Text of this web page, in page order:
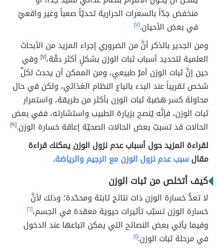
منخفض جدّاً بالسعرات الحرارية تحديّاً صعباً وغير واقعيّ
في بعض الأحيان.[٧]
ومن الجدير بالذكر أنَّ من الضروري إجراء المزيد من الأبحاث
العلمية لتحديد أسباب ثبات الوزن بشكلٍ أكثر دقّة،[٧]
وفي
حين إنَّ ثبات الوزن أمرٌ طبيعي، ومن الممكن أن يحدث لكلِّ
شخص تقريباً عند البدء باتباع النظام الغذائي، ولكن في حال
محاولة كسر هضبة ثبات الوزن بأكثر من طريقة، واستمرار
ثبات الوزن، فإنَّه يُنصح بزيارة الطبيب واستشارته، ففي بعض
الحالات قد تسببّ بعض الحالات الصحيّة إعاقة خسارة الوزن.[٩]
لقراءة المزيد حول أسباب عدم نزول الوزن يمكنك قراءة
مقالسبب عدم نزول الوزن مع الرجيم والرياضة.
كيف أتخلص من ثبات الوزن
لا تعدُّ خسارة الوزن ذات نتائج ثابتة ومحدّدة؛ وذلك لأنَّ
خسارة الوزن تسبّب تأثيرات حيوية معقدة في الجسم،[٦]
وفيما يأتي بعض النصائح التي يمكن اتباعها عند الدخول
في مرحلة ثبات الوزن:[١]